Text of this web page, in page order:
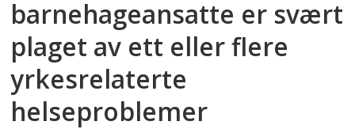
barnehageansatte er svært
plaget av ett eller flere
yrkesrelaterte
helseproblemer